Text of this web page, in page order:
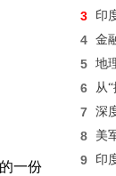
一份
3 印
4 金
5 地
6 从
7 深
8 美
9 印